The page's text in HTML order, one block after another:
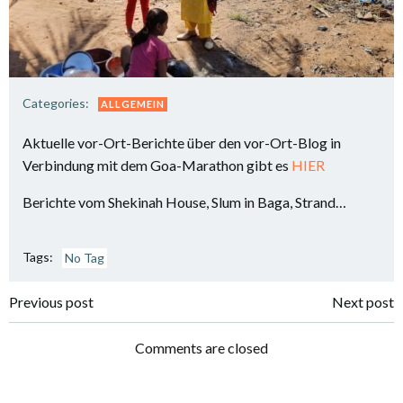
Categories: ALLGEMEIN
Aktuelle vor-Ort-Berichte über den vor-Ort-Blog in
Verbindung mit dem Goa-Marathon gibt es HIER
Berichte vom Shekinah House, Slum in Baga, Strand…
Tags: No Tag
Post
navigation
Previous post
navigation
Next post
Comments are closed